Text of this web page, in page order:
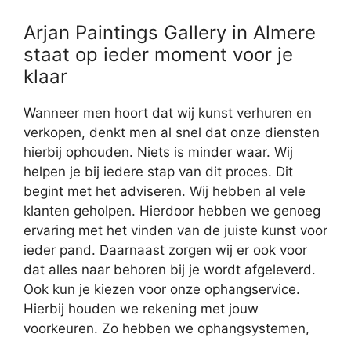
Arjan Paintings Gallery in Almere
staat op ieder moment voor je
klaar
Wanneer men hoort dat wij kunst verhuren en
verkopen, denkt men al snel dat onze diensten
hierbij ophouden. Niets is minder waar. Wij
helpen je bij iedere stap van dit proces. Dit
begint met het adviseren. Wij hebben al vele
klanten geholpen. Hierdoor hebben we genoeg
ervaring met het vinden van de juiste kunst voor
ieder pand. Daarnaast zorgen wij er ook voor
dat alles naar behoren bij je wordt afgeleverd.
Ook kun je kiezen voor onze ophangservice.
Hierbij houden we rekening met jouw
voorkeuren. Zo hebben we ophangsystemen,